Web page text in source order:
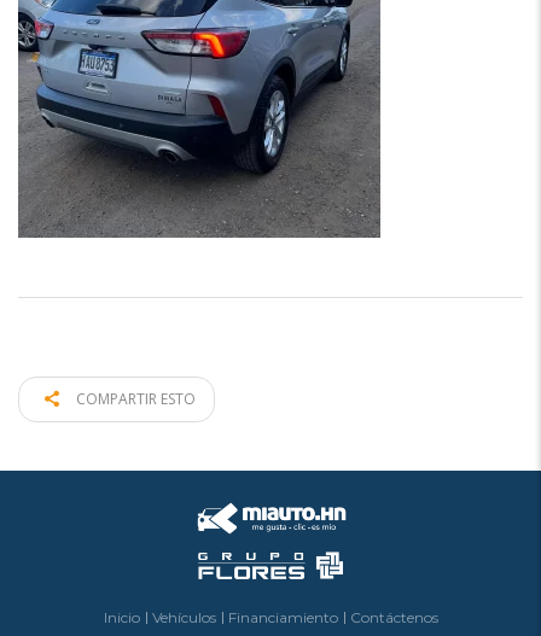
COMPARTIR ESTO
Inicio Vehículos Financiamiento Contáctenos